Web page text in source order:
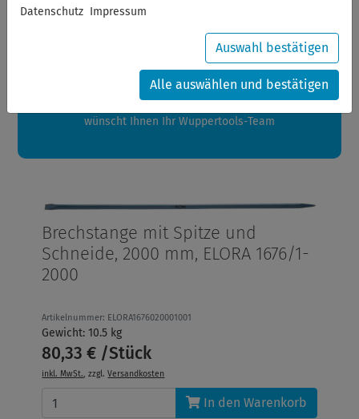
zwischen 28.07.2026 und 21.08.2026 machen auch wir
Ihre Bestellungen in diesem Zeitraum werden ab dem
24.08.2026 verschickt.
wünscht Ihnen Ihr Wuppertools-Team
Brechstange mit Spitze und
Schneide, 2000 mm, ELORA 1676/1-
2000
Artikelnummer: ELORA1676020001001
Gewicht: 10.5 kg
80,33 € /Stück
inkl. MwSt., zzgl.Versandkosten
In den Warenkorb
Datenschutz Impressum
Auswahl bestätigen
Alle auswählen und bestätigen